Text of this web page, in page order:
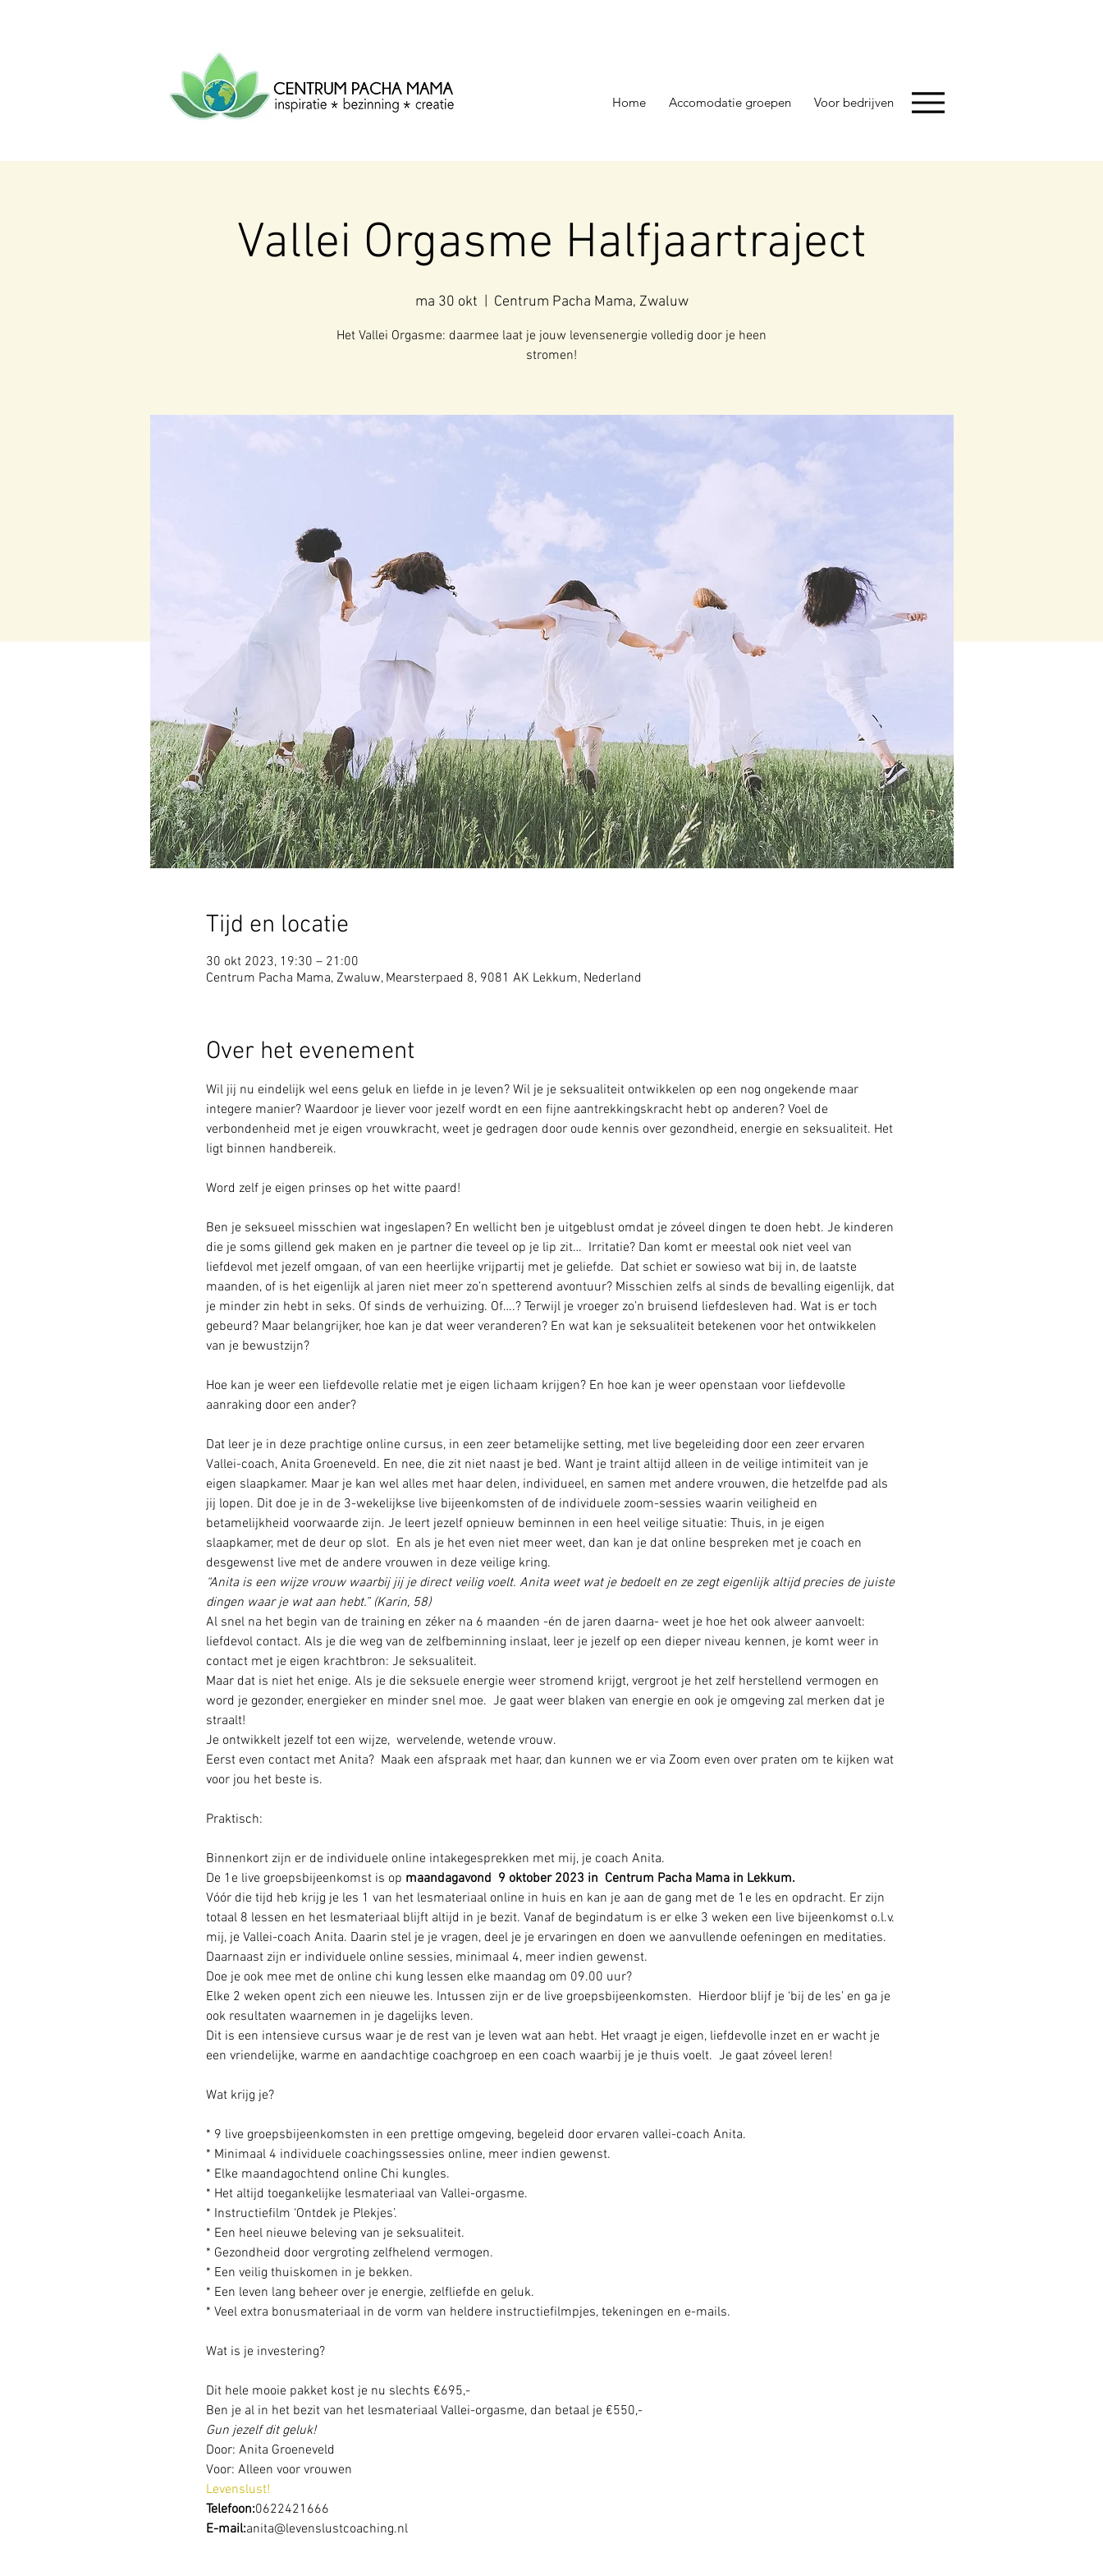
CENTRUM
PACHA
MAMA Centrum voor inspiratie, bezinning &
creatie.
Home Accomodatie groepen Voor bedrijven
Vallei Orgasme Halfjaartraject
ma 30 okt Centrum Pacha Mama, Zwaluw
Het Vallei Orgasme: daarmee laat je jouw levensenergie volledig door je heen
stromen!
Tijd en locatie
30 okt 2023, 19:30 – 21:00
Centrum Pacha Mama, Zwaluw, Mearsterpaed 8, 9081 AK Lekkum, Nederland
Over het evenement
Wil jij nu eindelijk wel eens geluk en liefde in je leven? Wil je je seksualiteit ontwikkelen op een nog ongekende maar
integere manier? Waardoor je liever voor jezelf wordt en een fijne aantrekkingskracht hebt op anderen? Voel de
verbondenheid met je eigen vrouwkracht, weet je gedragen door oude kennis over gezondheid, energie en seksualiteit. Het
ligt binnen handbereik.
Ben je seksueel misschien wat ingeslapen? En wellicht ben je uitgeblust omdat je zóveel dingen te doen hebt. Je kinderen
die je soms gillend gek maken en je partner die teveel op je lip zit…  Irritatie? Dan komt er meestal ook niet veel van
liefdevol met jezelf omgaan, of van een heerlijke vrijpartij met je geliefde.  Dat schiet er sowieso wat bij in, de laatste
maanden, of is het eigenlijk al jaren niet meer zo’n spetterend avontuur? Misschien zelfs al sinds de bevalling eigenlijk, dat
je minder zin hebt in seks. Of sinds de verhuizing. Of….? Terwijl je vroeger zo’n bruisend liefdesleven had. Wat is er toch
gebeurd? Maar belangrijker, hoe kan je dat weer veranderen? En wat kan je seksualiteit betekenen voor het ontwikkelen
van je bewustzijn?
Hoe kan je weer een liefdevolle relatie met je eigen lichaam krijgen? En hoe kan je weer openstaan voor liefdevolle
aanraking door een ander?
Dat leer je in deze prachtige online cursus, in een zeer betamelijke setting, met live begeleiding door een zeer ervaren
Vallei-coach, Anita Groeneveld. En nee, die zit niet naast je bed. Want je traint altijd alleen in de veilige intimiteit van je
eigen slaapkamer. Maar je kan wel alles met haar delen, individueel, en samen met andere vrouwen, die hetzelfde pad als
jij lopen. Dit doe je in de 3-wekelijkse live bijeenkomsten of de individuele zoom-sessies waarin veiligheid en
betamelijkheid voorwaarde zijn. Je leert jezelf opnieuw beminnen in een heel veilige situatie: Thuis, in je eigen
slaapkamer, met de deur op slot.  En als je het even niet meer weet, dan kan je dat online bespreken met je coach en
desgewenst live met de andere vrouwen in deze veilige kring.
“Anita is een wijze vrouw waarbij jij je direct veilig voelt. Anita weet wat je bedoelt en ze zegt eigenlijk altijd precies de juiste
dingen waar je wat aan hebt.” (Karin, 58)
Al snel na het begin van de training en zéker na 6 maanden -én de jaren daarna- weet je hoe het ook alweer aanvoelt:
liefdevol contact. Als je die weg van de zelfbeminning inslaat, leer je jezelf op een dieper niveau kennen, je komt weer in
contact met je eigen krachtbron: Je seksualiteit.
Maar dat is niet het enige. Als je die seksuele energie weer stromend krijgt, vergroot je het zelf herstellend vermogen en
word je gezonder, energieker en minder snel moe.  Je gaat weer blaken van energie en ook je omgeving zal merken dat je
straalt!
Je ontwikkelt jezelf tot een wijze,  wervelende, wetende vrouw.
Eerst even contact met Anita?  Maak een afspraak met haar, dan kunnen we er via Zoom even over praten om te kijken wat
voor jou het beste is.
Binnenkort zijn er de individuele online intakegesprekken met mij, je coach Anita.
De 1e live groepsbijeenkomst is op maandagavond  9 oktober 2023 in  Centrum Pacha Mama in Lekkum.
Vóór die tijd heb krijg je les 1 van het lesmateriaal online in huis en kan je aan de gang met de 1e les en opdracht. Er zijn
totaal 8 lessen en het lesmateriaal blijft altijd in je bezit. Vanaf de begindatum is er elke 3 weken een live bijeenkomst o.l.v.
mij, je Vallei-coach Anita. Daarin stel je je vragen, deel je je ervaringen en doen we aanvullende oefeningen en meditaties.
Daarnaast zijn er individuele online sessies, minimaal 4, meer indien gewenst.
Doe je ook mee met de online chi kung lessen elke maandag om 09.00 uur?
Elke 2 weken opent zich een nieuwe les. Intussen zijn er de live groepsbijeenkomsten.  Hierdoor blijf je ‘bij de les’ en ga je
ook resultaten waarnemen in je dagelijks leven.
Dit is een intensieve cursus waar je de rest van je leven wat aan hebt. Het vraagt je eigen, liefdevolle inzet en er wacht je
een vriendelijke, warme en aandachtige coachgroep en een coach waarbij je je thuis voelt.  Je gaat zóveel leren!
Wat krijg je?
* 9 live groepsbijeenkomsten in een prettige omgeving, begeleid door ervaren vallei-coach Anita.
* Minimaal 4 individuele coachingssessies online, meer indien gewenst.
* Elke maandagochtend online Chi kungles.
* Het altijd toegankelijke lesmateriaal van Vallei-orgasme.
* Instructiefilm ‘Ontdek je Plekjes’.
* Een heel nieuwe beleving van je seksualiteit.
* Gezondheid door vergroting zelfhelend vermogen.
* Een veilig thuiskomen in je bekken.
* Een leven lang beheer over je energie, zelfliefde en geluk.
* Veel extra bonusmateriaal in de vorm van heldere instructiefilmpjes, tekeningen en e-mails.
Wat is je investering?
Dit hele mooie pakket kost je nu slechts €695,-
Ben je al in het bezit van het lesmateriaal Vallei-orgasme, dan betaal je €550,-
Gun jezelf dit geluk!
Door: Anita Groeneveld
Voor: Alleen voor vrouwen
Levenslust!
Telefoon:0622421666
E-mail:anita@levenslustcoaching.nl